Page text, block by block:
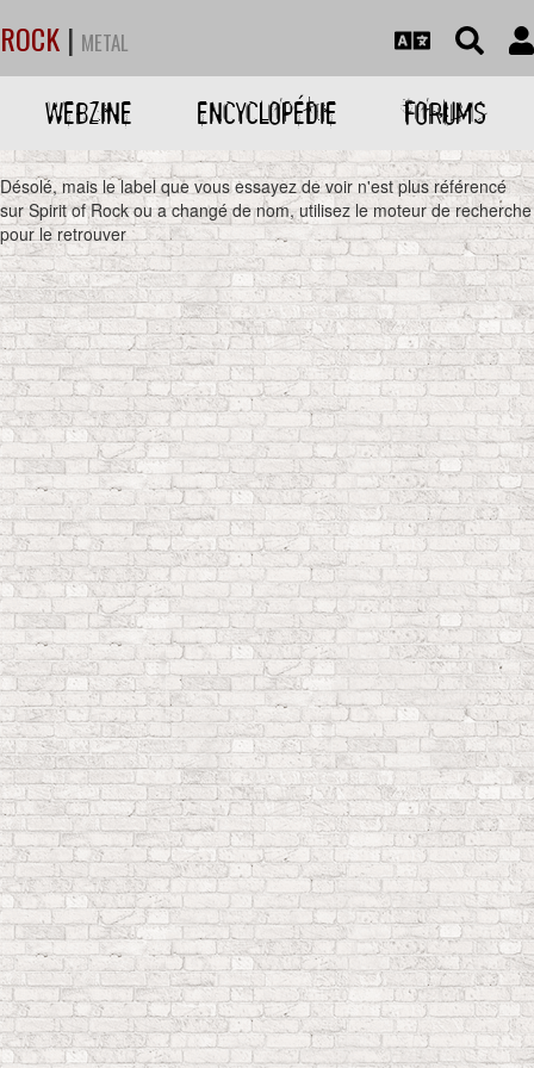
ROCK | METAL
WEBZINE ENCYCLOPÉDIE FORUMS
Désolé, mais le label que vous essayez de voir n'est plus référencé
sur Spirit of Rock ou a changé de nom, utilisez le moteur de recherche
pour le retrouver